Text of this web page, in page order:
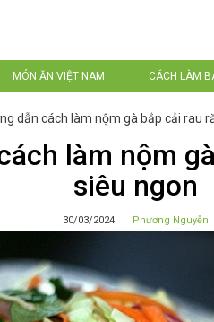
MÓN ĂN VIỆT NAM CÁCH LÀM
dẫn cách làm nộm gà bắp cải rau
làm nộm
siêu ngon
30/03/2024 Phương Nguyễn